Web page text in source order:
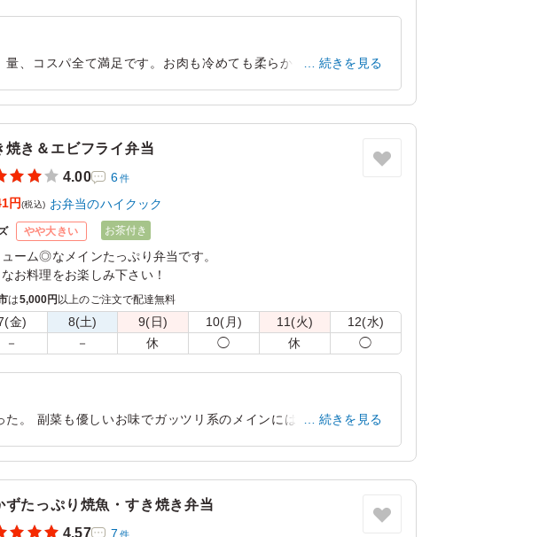
、コスパ全て満足です。お肉も冷めても柔らかくて美味しかっ
続きを見る
焼き＆エビフライ弁当
4.00
6件
円(税込) お弁当のハイクック
やや大きい お茶付き
ーム◎なメインたっぷり弁当です。
お料理をお楽しみ下さい！
は5,000円 以上のご注文で配達無料
金) 8(土) 9(日) 10(月) 11(火) 12(水)
－ － 休 ◯ 休 ◯
。 副菜も優しいお味でガッツリ系のメインには丁度良かっ
続きを見る
ずたっぷり焼魚・すき焼き弁当
4.57
7 件